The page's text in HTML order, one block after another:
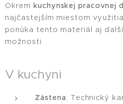
Okrem kuchynskej pracovnej
najčastejším miestom
ponúka tento materiál aj
možnosti.
V kuchyni
Zástena: Technický